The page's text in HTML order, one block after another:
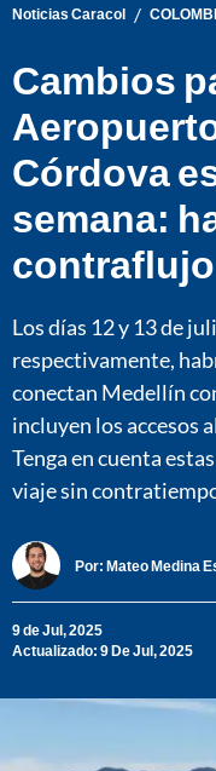
Noticias Caracol /
Cambios
Córdova
semana:
contraflujo
Los días 12 y 13 de
respectivamente,
conectan Medellín
incluyen los accesos
Tenga en cuenta
viaje sin
Por: Mateo Medina
9 de Jul, 2025
Actualizado: 9 De Jul, 2025